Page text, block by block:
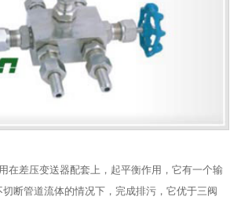
在差压变送器配套上，起平衡作用，它有一个输
切断管道流体的情况下，完成排污，它优于三阀